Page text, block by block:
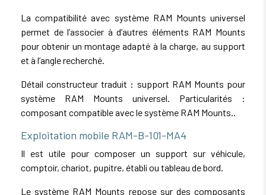
La compatibilité avec système RAM Mounts universel
permet de l’associer à d’autres éléments RAM Mounts
pour obtenir un montage adapté à la charge, au support
et à l’angle recherché.
Détail constructeur traduit : support RAM Mounts pour
système RAM Mounts universel. Particularités :
composant compatible avec le système RAM Mounts..
Exploitation mobile RAM-B-101-MA4
Il est utile pour composer un support sur véhicule,
comptoir, chariot, pupitre, établi ou tableau de bord.
Le système RAM Mounts repose sur des composants